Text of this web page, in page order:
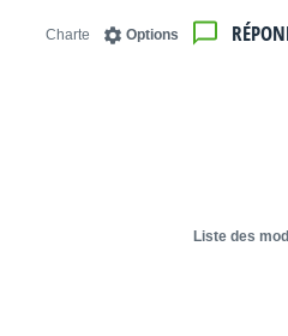
Options
Charte
Liste des